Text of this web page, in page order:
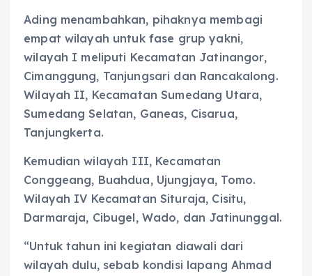
Ading menambahkan, pihaknya membagi
empat wilayah untuk fase grup yakni,
wilayah I meliputi Kecamatan Jatinangor,
Cimanggung, Tanjungsari dan Rancakalong.
Wilayah II, Kecamatan Sumedang Utara,
Sumedang Selatan, Ganeas, Cisarua,
Tanjungkerta.
Kemudian wilayah III, Kecamatan
Conggeang, Buahdua, Ujungjaya, Tomo.
Wilayah IV Kecamatan Situraja, Cisitu,
Darmaraja, Cibugel, Wado, dan Jatinunggal.
“Untuk tahun ini kegiatan diawali dari
wilayah dulu, sebab kondisi lapang Ahmad